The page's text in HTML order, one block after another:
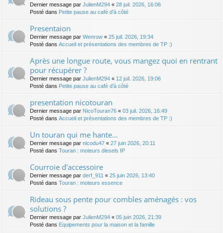
Dernier message par JulienM294 « 28 juil. 2026, 16:06
Posté dans Petite pause au café d'à côté
Presentaion
Dernier message par Wenrow « 25 juil. 2026, 19:34
Posté dans Accueil et présentations des membres de TP :)
Après une longue route, vous mangez quoi en rentrant
pour récupérer ?
Dernier message par JulienM294 « 12 juil. 2026, 19:06
Posté dans Petite pause au café d'à côté
presentation nicotouran
Dernier message par NicoTouran76 « 03 juil. 2026, 16:49
Posté dans Accueil et présentations des membres de TP :)
Un touran qui me hante...
Dernier message par nicodu47 « 27 juin 2026, 20:11
Posté dans Touran : moteurs diesels IP
Courroie d'accessoire
Dernier message par derf_911 « 25 juin 2026, 13:40
Posté dans Touran : moteurs essence
Rideau sous pente pour combles aménagés : vos
solutions ?
Dernier message par JulienM294 « 05 juin 2026, 21:39
Posté dans Equipements pour la maison et la famille